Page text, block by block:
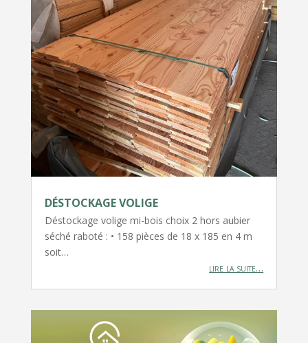
DÉSTOCKAGE VOLIGE
Déstockage volige mi-bois choix 2 hors aubier
séché raboté : • 158 pièces de 18 x 185 en 4 m
soit…
lire la suite…